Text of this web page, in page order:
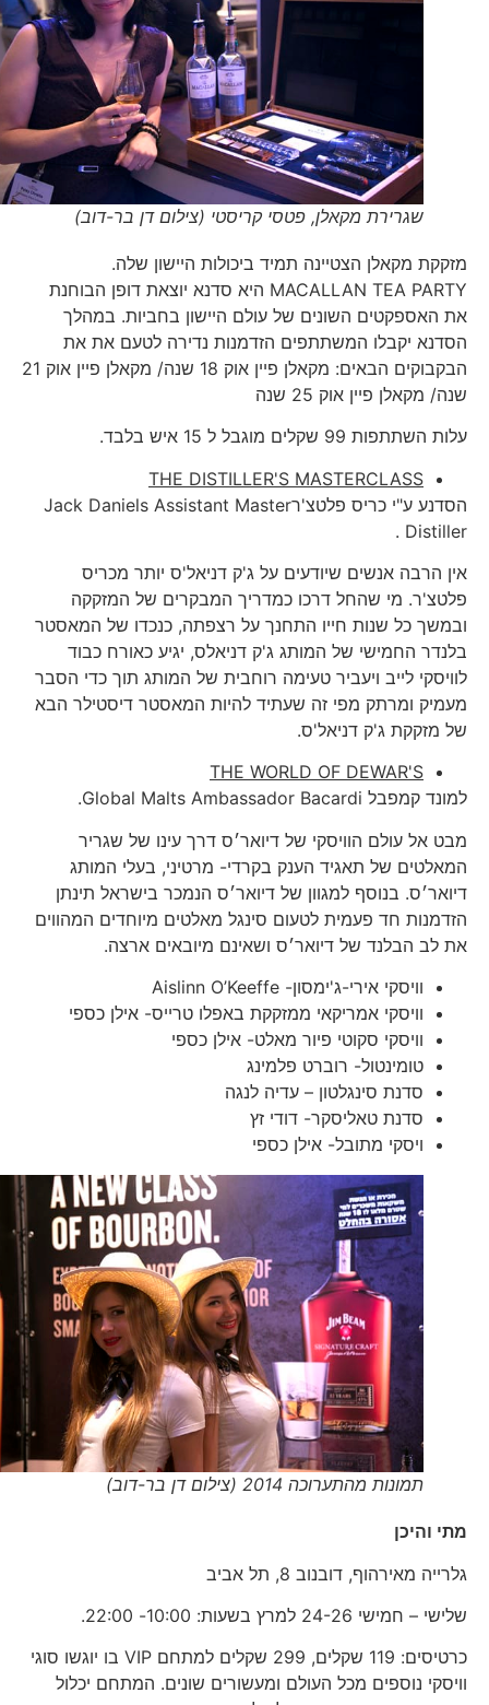
שגרירת מקאלן, פטסי קריסטי (צילום דן בר-דוב)
מזקקת מקאלן הצטיינה תמיד ביכולות היישון שלה.
MACALLAN TEA PARTY היא סדנא יוצאת דופן הבוחנת
את האספקטים השונים של עולם היישון בחביות. במהלך
הסדנא יקבלו המשתתפים הזדמנות נדירה לטעם את את
הבקבוקים הבאים: מקאלן פיין אוק 18 שנה/ מקאלן פיין אוק 21
שנה/ מקאלן פיין אוק 25 שנה
עלות השתתפות 99 שקלים מוגבל ל 15 איש בלבד.
THE DISTILLER'S MASTERCLASS
הסדנע ע"י כריס פלטצ'רJack Daniels Assistant Master
Distiller .
אין הרבה אנשים שיודעים על ג'ק דניאל'ס יותר מכריס
פלטצ'ר. מי שהחל דרכו כמדריך המבקרים של המזקקה
ובמשך כל שנות חייו התחנך על רצפתה, כנכדו של המאסטר
בלנדר החמישי של המותג ג'ק דניאלס, יגיע כאורח כבוד
לוויסקי לייב ויעביר טעימה רוחבית של המותג תוך כדי הסבר
מעמיק ומרתק מפי זה שעתיד להיות המאסטר דיסטילר הבא
של מזקקת ג'ק דניאל'ס.
THE WORLD OF DEWAR'S
למונד קמפבל Global Malts Ambassador Bacardi.
מבט אל עולם הוויסקי של דיואר׳ס דרך עינו של שגריר
המאלטים של תאגיד הענק בקרדי- מרטיני, בעלי המותג
דיואר׳ס. בנוסף למגוון של דיואר׳ס הנמכר בישראל תינתן
הזדמנות חד פעמית לטעום סינגל מאלטים מיוחדים המהווים
את לב הבלנד של דיואר׳ס ושאינם מיובאים ארצה.
וויסקי אירי-ג'ימסון- Aislinn O’Keeffe
וויסקי אמריקאי ממזקקת באפלו טרייס- אילן כספי
וויסקי סקוטי פיור מאלט- אילן כספי
טומינטול- רוברט פלמינג
סדנת סינגלטון – עדיה לנגה
סדנת טאליסקר- דודי זץ
ויסקי מתובל- אילן כספי
תמונות מהתערוכה 2014 (צילום דן בר-דוב)
מתי והיכן
גלרייה מאירהוף, דובנוב 8, תל אביב
שלישי – חמישי 24-26 למרץ בשעות: 10:00- 22:00.
כרטיסים: 119 שקלים, 299 שקלים למתחם VIP בו יוגשו סוגי
וויסקי נוספים מכל העולם ומעשורים שונים. המתחם יכלול